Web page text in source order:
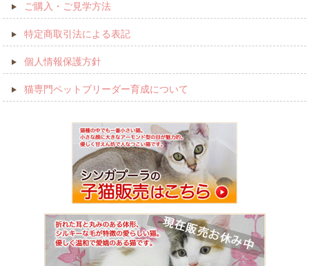
ご購入・ご見学方法
特定商取引法による表記
個人情報保護方針
猫専門ペットブリーダー育成について